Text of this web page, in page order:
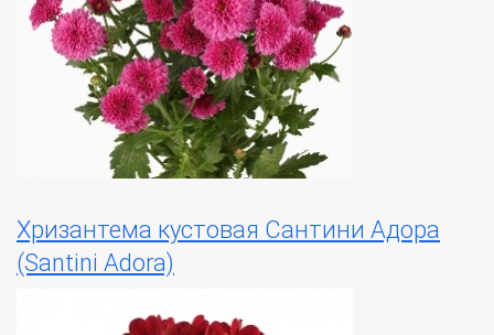
Хризантема кустовая Сантини Адора
(Santini Adora)